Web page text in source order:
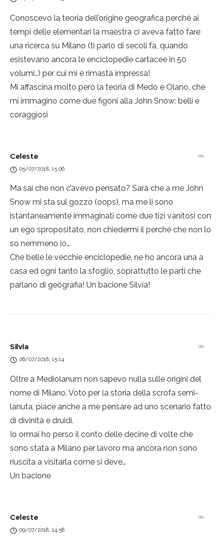
Conoscevo la teoria dell’origine geografica perché ai
tempi delle elementari la maestra ci aveva fatto fare
una ricerca su Milano (ti parlo di secoli fa, quando
esistevano ancora le enciclopedie cartacee in 50
volumi…) per cui mi è rimasta impressa!
Mi affascina molto però la teoria di Medo e Olano, che
mi immagino come due figoni alla John Snow: belli e
coraggiosi
Celeste
05/07/2018, 15:06
Ma sai che non c’avevo pensato? Sarà che a me John
Snow mi sta sul gozzo (oops), ma me li sono
istantaneamente immaginati come due tizi vanitosi con
un ego spropositato, non chiedermi il perché che non lo
so nemmeno io…
Che belle le vecchie enciclopedie, ne ho ancora una a
casa ed ogni tanto la sfoglio, soprattutto le parti che
parlano di geografia! Un bacione Silvia!
Silvia
06/07/2018, 15:14
Oltre a Mediolanum non sapevo nulla sulle origini del
nome di Milano. Voto per la storia della scrofa semi-
lanuta, piace anche a me pensare ad uno scenario fatto
di divinità e druidi.
Io ormai ho perso il conto delle decine di volte che
sono stata a Milano per lavoro ma ancora non sono
riuscita a visitarla come si deve…
Un bacione
Celeste
09/07/2018, 14:58